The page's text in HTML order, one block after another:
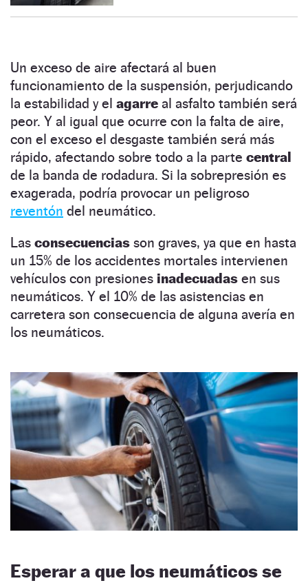
Un exceso de aire afectará al buen
funcionamiento de la suspensión, perjudicando
la estabilidad y el agarre al asfalto también será
peor. Y al igual que ocurre con la falta de aire,
con el exceso el desgaste también será más
rápido, afectando sobre todo a la parte central
de la banda de rodadura. Si la sobrepresión es
exagerada, podría provocar un peligroso
reventón del neumático.
Las consecuencias son graves, ya que en hasta
un 15% de los accidentes mortales intervienen
vehículos con presiones inadecuadas en sus
neumáticos. Y el 10% de las asistencias en
carretera son consecuencia de alguna avería en
los neumáticos.
Esperar a que los neumáticos se